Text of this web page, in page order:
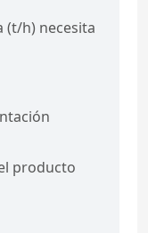
(t/h) necesita
producto